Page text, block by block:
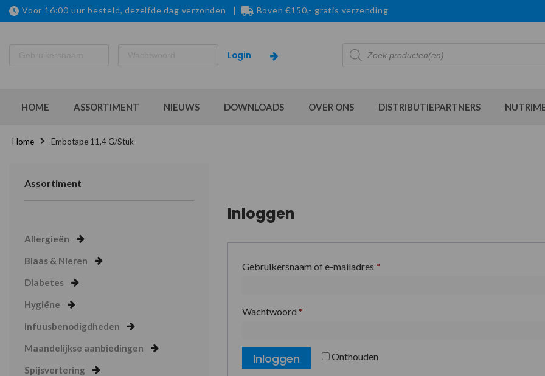
Voor 16:00 uur besteld, dezelfde dag verzonden | Boven €150,- gratis verzending
Producten
zoeken
HOME ASSORTIMENT NIEUWS DOWNLOADS OVER ONS DISTRIBUTIEPARTNERS
Home Embotape 11,4 G/stuk
Assortiment
Allergieën
Blaas & Nieren
Diabetes
Hygiëne
Infuusbenodigdheden
Maandelijkse aanbiedingen
Spijsvertering
Inloggen
Gebruikersnaam of e-mailadres *
Wachtwoord *
Onthouden
Inloggen